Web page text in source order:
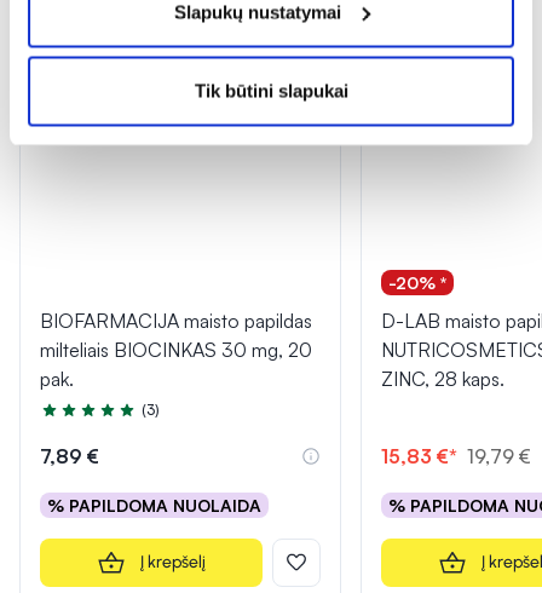
Slapukų nustatymai
Tik būtini slapukai
BIOFARMACIJA maisto papildas
milteliais BIOCINKAS 30 mg, 20
pak.
Įvertinimas 4.7 iš 5
(3)
7,89 €
% PAPILDOMA NUOLAIDA
Į krepšelį
-20% *
D-LAB maisto
ZINC, 28 kaps.
15,83 €* 19,79 €
% PAPILDOMA
Į